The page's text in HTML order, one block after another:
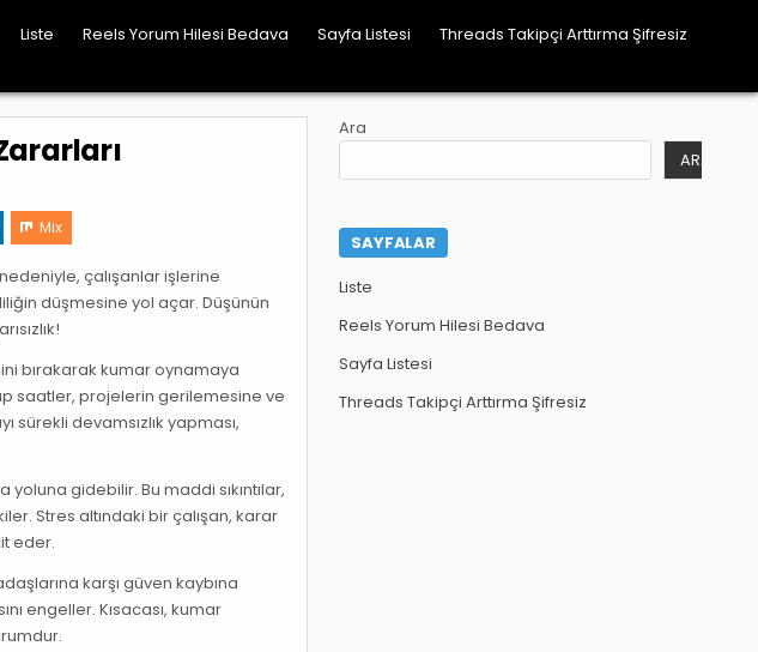
Liste Reels Yorum Hilesi Bedava Sayfa Listesi Threads Takipçi Arttırma Şifresiz
Mix
çalışanlar işlerine
düşmesine yol açar. Düşünün
bırakarak kumar oynamaya
saatler, projelerin gerilemesine ve
sürekli devamsızlık yapması,
gidebilir. Bu maddi sıkıntılar,
Stres altındaki bir çalışan, karar
eder.
karşı güven kaybına
engeller. Kısacası, kumar
Ara
ARA
SAYFALAR
Liste
Reels Yorum Hilesi Bedava
Sayfa Listesi
Threads Takipçi Arttırma Şifresiz